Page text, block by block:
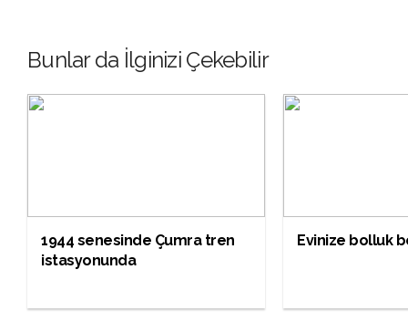
Bunlar da İlginizi Çekebilir
1944 senesinde Çumra tren
istasyonunda
Evinize bolluk